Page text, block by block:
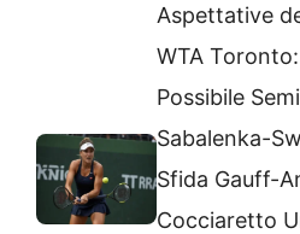
Aspettative
WTA Toronto:
Possibile
Sabalenka-
Sfida Gauff-
Cocciaretto